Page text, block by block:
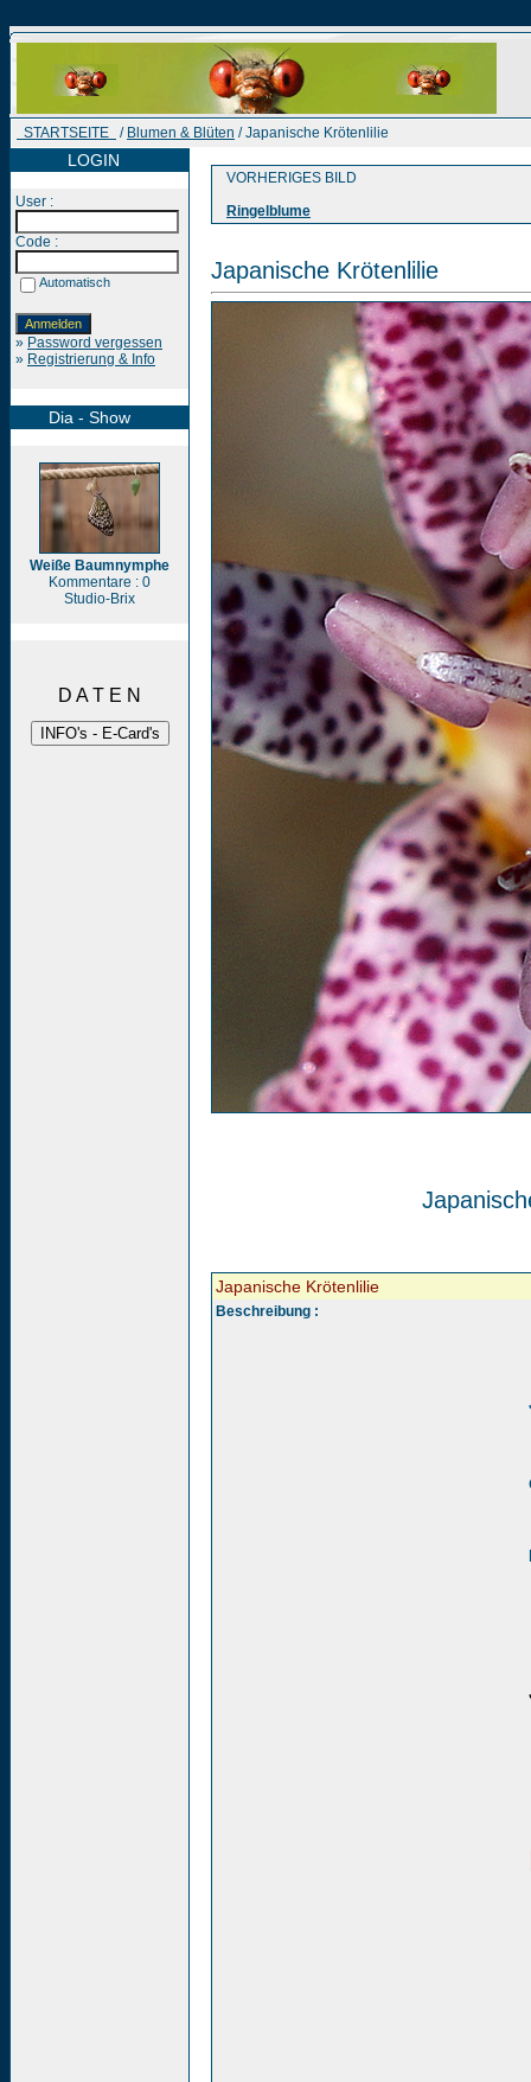
STARTSEITE / Blumen & Blüten / Japanische Krötenlilie
LOGIN
User :
Code :
Automatisch
» Password vergessen
» Registrierung & Info
Dia - Show
Weiße Baumnymphe
Kommentare : 0
Studio-Brix
D A T E N
VORHERIGES BILD
Ringelblume
Japanische Krötenlilie
Japanische Krötenlilie
Beschreibung :